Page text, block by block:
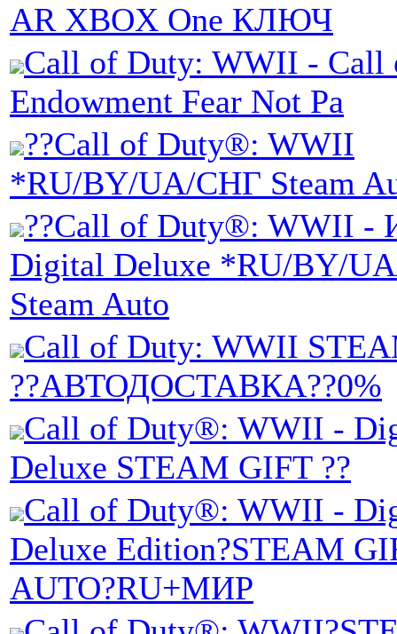
AR XBOX One КЛЮЧ
Call of Duty: WWII - Call
Endowment Fear Not Pa
??Call of Duty®: WWII
*RU/BY/UA/СНГ Steam
??Call of Duty®: WWII -
Digital Deluxe *RU/BY/
Steam Auto
Call of Duty: WWII
??АВТОДОСТАВКА??0%
Call of Duty®: WWII -
Deluxe STEAM GIFT ??
Call of Duty®: WWII -
Deluxe Edition?STEAM
AUTO?RU+МИР